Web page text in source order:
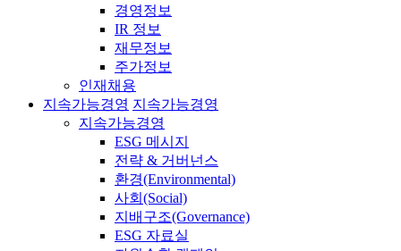
경영정보
IR 정보
재무정보
주가정보
인재채용
지속가능경영 지속가능경영
지속가능경영
ESG 메시지
전략 & 거버넌스
환경(Environmental)
사회(Social)
지배구조(Governance)
ESG 자료실